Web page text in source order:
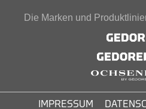
Die Marken und
IMPRESSUM